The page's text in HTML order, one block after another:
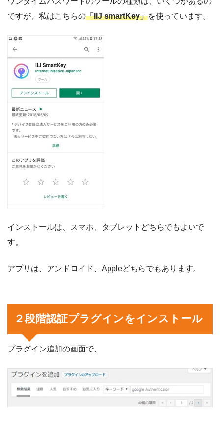
ですが、私はこちらの「IIJ smartKey」を使っています。
インストールは、スマホ、タブレットどちらでもよいで
す。
アプリは、アンドロイド、Appleどちらでもあります。
２段階認証プラグインをインストール
プラグイン追加の画面で、